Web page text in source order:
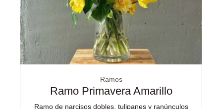
Ramos
Ramo Primavera Amarillo
Ramo de narcisos dobles, tulipanes y ranúnculos